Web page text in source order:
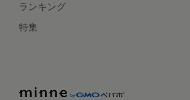
ランキング
特集